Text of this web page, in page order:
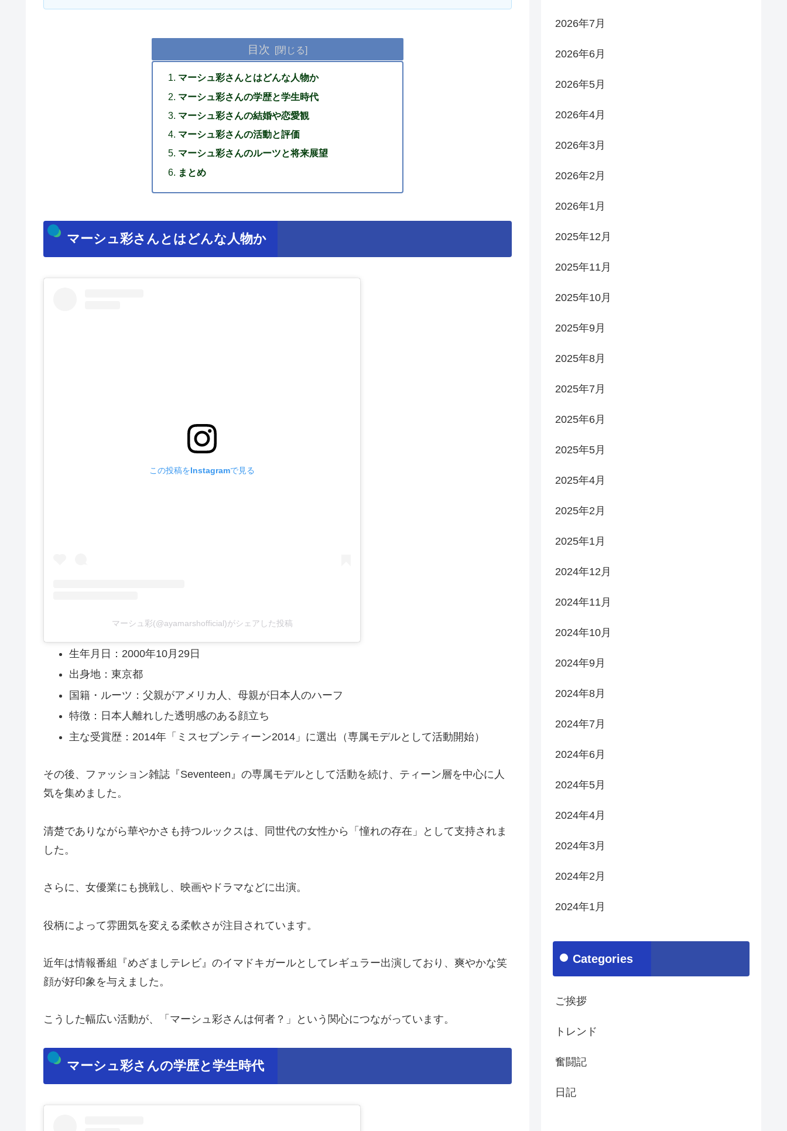
目次
マーシュ彩さんとはどんな人物か
マーシュ彩さんの学歴と学生時代
マーシュ彩さんの結婚や恋愛観
マーシュ彩さんの活動と評価
マーシュ彩さんのルーツと将来展望
まとめ
マーシュ彩さんとはどんな人物か
この投稿をInstagramで見る
マーシュ彩(@ayamarshofficial)がシェアした投稿
生年月日：2000年10月29日
出身地：東京都
国籍・ルーツ：父親がアメリカ人、母親が日本人のハーフ
特徴：日本人離れした透明感のある顔立ち
主な受賞歴：2014年「ミスセブンティーン2014」に選出（専属モデルとして活動開始）
その後、ファッション雑誌『Seventeen』の専属モデルとして活動を続け、ティーン層を中心に人
気を集めました。
清楚でありながら華やかさも持つルックスは、同世代の女性から「憧れの存在」として支持されま
した。
さらに、女優業にも挑戦し、映画やドラマなどに出演。
役柄によって雰囲気を変える柔軟さが注目されています。
近年は情報番組『めざましテレビ』のイマドキガールとしてレギュラー出演しており、爽やかな笑
顔が好印象を与えました。
こうした幅広い活動が、「マーシュ彩さんは何者？」という関心につながっています。
マーシュ彩さんの学歴と学生時代
2026年7月
2026年6月
2026年5月
2026年4月
2026年3月
2026年2月
2026年1月
2025年12月
2025年11月
2025年10月
2025年9月
2025年8月
2025年7月
2025年6月
2025年5月
2025年4月
2025年2月
2025年1月
2024年12月
2024年11月
2024年10月
2024年9月
2024年8月
2024年7月
2024年6月
2024年5月
2024年4月
2024年3月
2024年2月
2024年1月
Categories
ご挨拶
トレンド
奮闘記
日記